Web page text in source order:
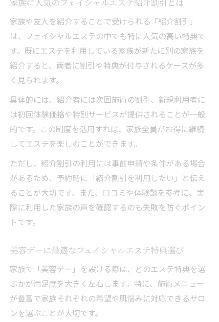
家族や友人を紹介することで受けられる「紹介割引」
は、フェイシャルエステの中でも特に人気の高い特典で
す。既にエステを利用している家族が新たに別の家族を
紹介すると、両者に割引や特典が付与されるケースが多
く見られます。
具体的には、紹介者には次回施術の割引、新規利用者に
は初回体験価格や特別サービスが提供されることが一般
的です。この制度を活用すれば、家族全員がお得に継続
してエステを楽しむことができます。
ただし、紹介割引の利用には事前申請や条件がある場合
があるため、予約時に「紹介割引を利用したい」と伝え
ることが大切です。また、口コミや体験談を参考に、実
際に利用した家族の声を確認するのも失敗を防ぐポイン
トです。
美容デーに最適なフェイシャルエステ特典選び
家族で「美容デー」を設ける際は、どのエステ特典を選
ぶかが満足度を大きく左右します。特に、施術メニュー
が豊富で家族それぞれの希望や肌悩みに対応できるサロ
ンを選ぶことが大切です。